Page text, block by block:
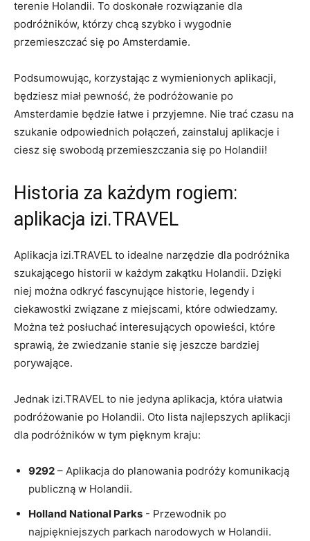
terenie Holandii. ⁢To doskonałe rozwiązanie ​dla
podróżników, którzy chcą szybko i wygodnie
przemieszczać ⁣się po Amsterdamie.
Podsumowując, korzystając z wymienionych aplikacji,
będziesz miał pewność, że podróżowanie po
Amsterdamie będzie łatwe i przyjemne. Nie trać⁣ czasu na
szukanie ‍odpowiednich połączeń, zainstaluj aplikacje i
ciesz‍ się swobodą przemieszczania⁤ się po Holandii!
Historia za każdym rogiem:
aplikacja izi.TRAVEL
Aplikacja izi.TRAVEL⁣ to idealne narzędzie dla ⁢podróżnika
szukającego historii w ⁣każdym zakątku Holandii. Dzięki
niej⁣ można odkryć⁤ fascynujące historie,​ legendy i
ciekawostki związane z⁤ miejscami, które odwiedzamy.
Można ​też posłuchać interesujących opowieści, które
sprawią, że zwiedzanie stanie się jeszcze bardziej
porywające.
Jednak izi.TRAVEL to⁢ nie jedyna aplikacja, która ułatwia
podróżowanie po Holandii. Oto lista najlepszych aplikacji‌
dla podróżników w tym pięknym ⁣kraju:
9292 – Aplikacja do⁤ planowania ⁣podróży komunikacją‌
publiczną w Holandii.
Holland National Parks ‌- Przewodnik po
najpiękniejszych parkach narodowych w ​Holandii.